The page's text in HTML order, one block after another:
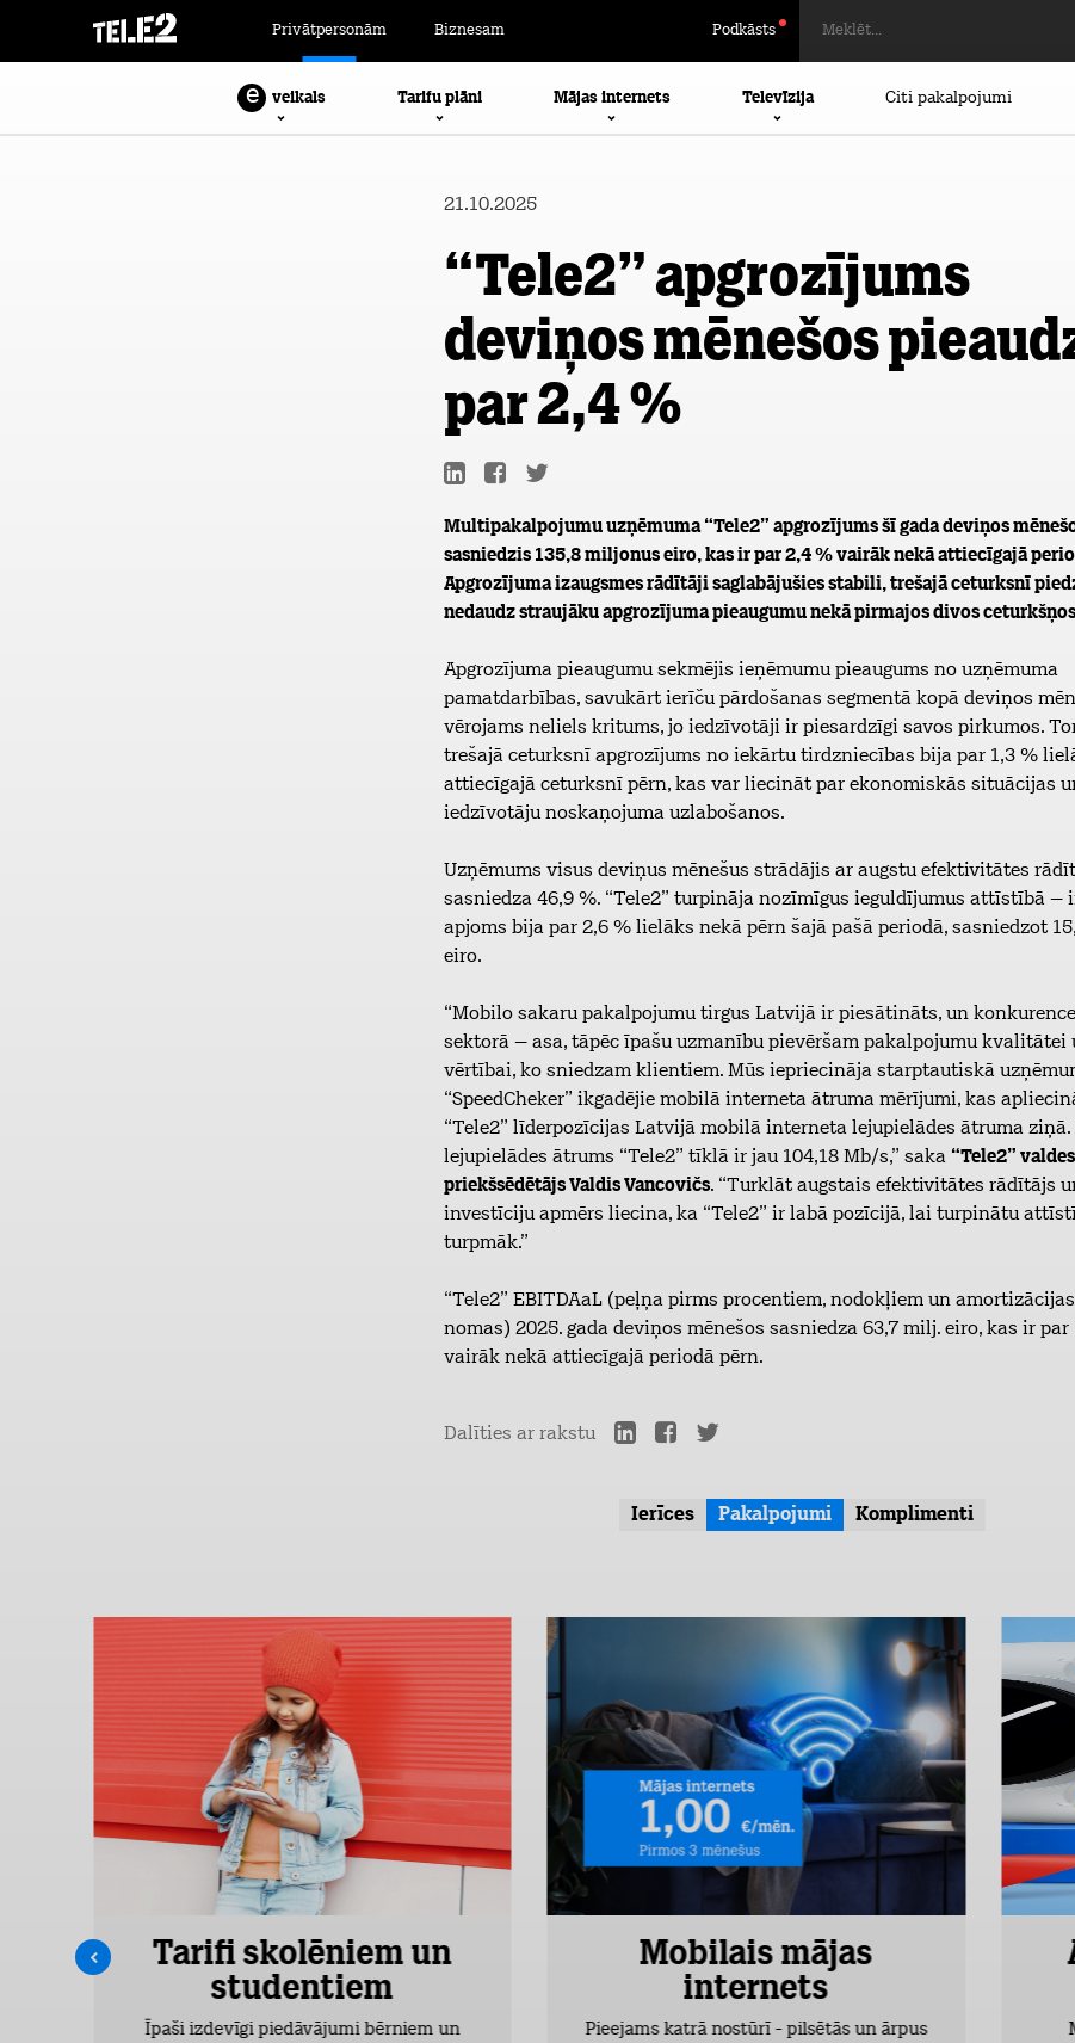
Privātpersonām Biznesam Podkāsts
e veikals Tarifu plāni Mājas internets Televīzija Citi pakalpojumi
21.10.2025
“Tele2” apgrozījums
deviņos mēnešos
par 2,4 %
Multipakalpojumu uzņēmuma “Tele2” apgrozījums šī gada deviņos
sasniedzis 135,8 miljonus eiro, kas ir par 2,4 % vairāk nekā attiecīgajā
Apgrozījuma izaugsmes rādītāji saglabājušies stabili, trešajā ceturksnī
nedaudz straujāku apgrozījuma pieaugumu nekā pirmajos divos
Apgrozījuma pieaugumu sekmējis ieņēmumu pieaugums no uzņēmuma
pamatdarbības, savukārt ierīču pārdošanas segmentā kopā deviņos
vērojams neliels kritums, jo iedzīvotāji ir piesardzīgi savos pirkumos.
trešajā ceturksnī apgrozījums no iekārtu tirdzniecības bija par 1,3 %
attiecīgajā ceturksnī pērn, kas var liecināt par ekonomiskās situācijas
iedzīvotāju noskaņojuma uzlabošanos.
Uzņēmums visus deviņus mēnešus strādājis ar augstu efektivitātes
sasniedza 46,9 %. “Tele2” turpināja nozīmīgus ieguldījumus attīstībā –
apjoms bija par 2,6 % lielāks nekā pērn šajā pašā periodā, sasniedzot
eiro.
“Mobilo sakaru pakalpojumu tirgus Latvijā ir piesātināts, un
sektorā – asa, tāpēc īpašu uzmanību pievēršam pakalpojumu kvalitātei
vērtībai, ko sniedzam klientiem. Mūs iepriecināja starptautiskā
“SpeedCheker” ikgadējie mobilā interneta ātruma mērījumi, kas
“Tele2” līderpozīcijas Latvijā mobilā interneta lejupielādes ātruma ziņā.
lejupielādes ātrums “Tele2” tīklā ir jau 104,18 Mb/s,” saka “Tele2” valdes
priekšsēdētājs Valdis Vancovičs. “Turklāt augstais efektivitātes rādītājs
investīciju apmērs liecina, ka “Tele2” ir labā pozīcijā, lai turpinātu
turpmāk.”
“Tele2” EBITDAaL (peļņa pirms procentiem, nodokļiem un
nomas) 2025. gada deviņos mēnešos sasniedza 63,7 milj. eiro, kas ir par
vairāk nekā attiecīgajā periodā pērn.
Dalīties ar rakstu
Ierīces Pakalpojumi Komplimenti
Tarifi skolēniem un
studentiem
Īpaši izdevīgi piedāvājumi bērniem un
Mobilais mājas
internets
Pieejams katrā nostūrī - pilsētās un ārpus